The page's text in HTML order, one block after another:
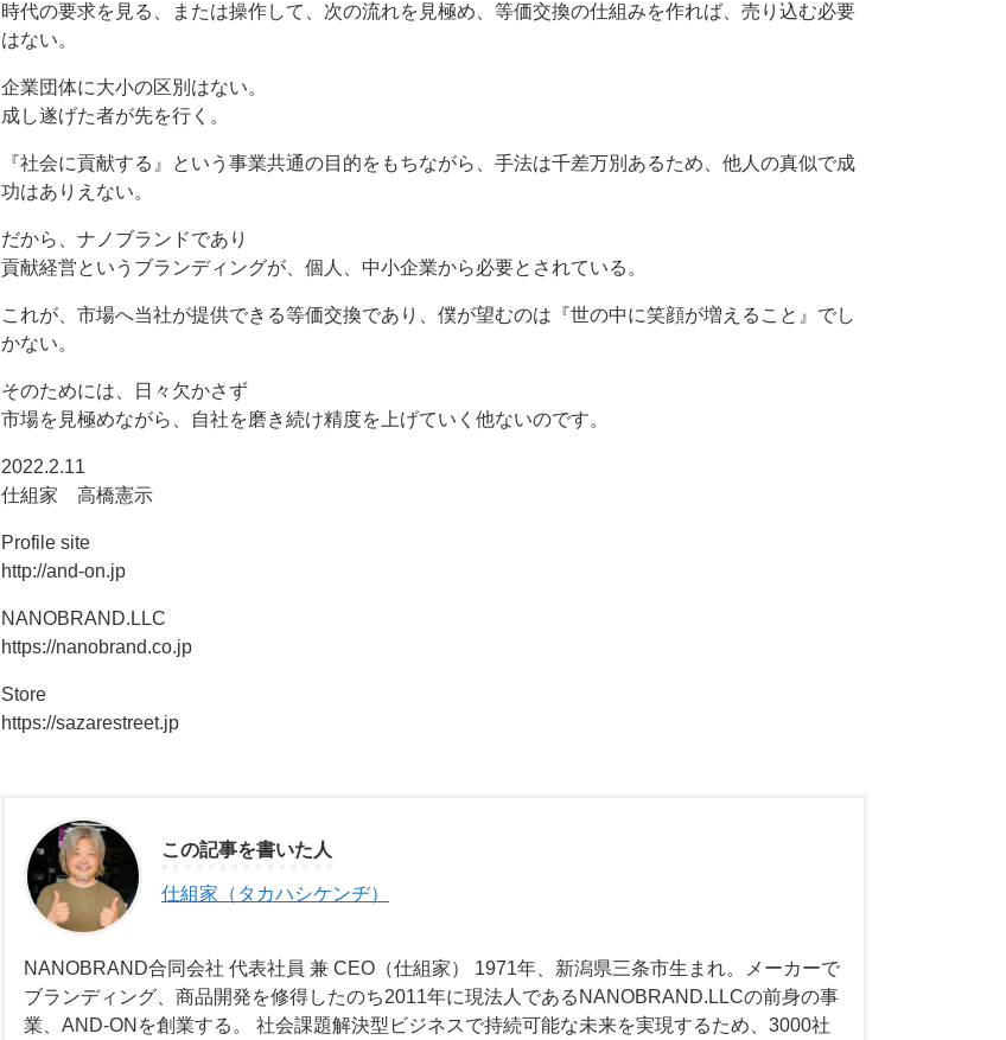
時代の要求を見る、または操作して、次の流れを見極め、等価交換の仕組みを作れば、売り込む必要
はない。
企業団体に大小の区別はない。
成し遂げた者が先を行く。
『社会に貢献する』という事業共通の目的をもちながら、手法は千差万別あるため、他人の真似で成
功はありえない。
だから、ナノブランドであり
貢献経営というブランディングが、個人、中小企業から必要とされている。
これが、市場へ当社が提供できる等価交換であり、僕が望むのは『世の中に笑顔が増えること』でし
かない。
そのためには、日々欠かさず
市場を見極めながら、自社を磨き続け精度を上げていく他ないのです。
2022.2.11
仕組家 高橋憲示
Profile site
http://and-on.jp
NANOBRAND.LLC
https://nanobrand.co.jp
Store
https://sazarestreet.jp
この記事を書いた人
仕組家（タカハシケンヂ）
NANOBRAND合同会社 代表社員 兼 CEO（仕組家） 1971年、新潟県三条市生まれ。メーカーで
ブランディング、商品開発を修得したのち2011年に現法人であるNANOBRAND.LLCの前身の事
業、AND-ONを創業する。 社会課題解決型ビジネスで持続可能な未来を実現するため、3000社